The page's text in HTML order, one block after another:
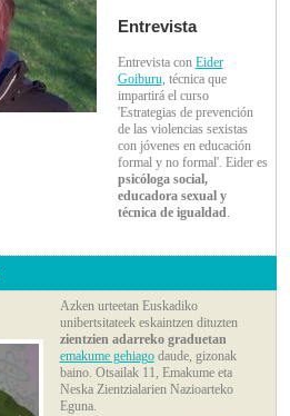
Entrevista
Entrevista con Eider
Goiburu, técnica que
impartirá el curso
'Estrategias de prevención
de las violencias sexistas
con jóvenes en educación
formal y no formal'. Eider es
psicóloga social,
educadora sexual y
técnica de igualdad.
Azken urteetan Euskadiko
unibertsitateek eskaintzen dituzten
zientzien adarreko graduetan
emakume gehiagodaude, gizonak
baino. Otsailak 11, Emakume eta
Neska Zientzialarien Nazioarteko
Eguna.